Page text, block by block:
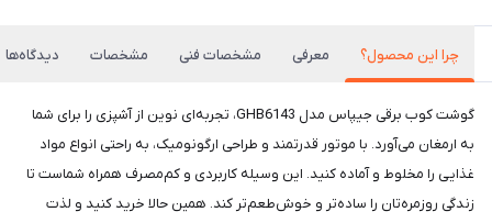
چرا این محصول؟ معرفی مشخصات فنی مشخصات دیدگاه‌ها
گوشت کوب برقی جیپاس مدل GHB6143، تجربه‌ای نوین از آشپزی را برای شما
به ارمغان می‌آورد. با موتور قدرتمند و طراحی ارگونومیک، به راحتی انواع مواد
غذایی را مخلوط و آماده کنید. این وسیله کاربردی و کم‌مصرف همراه شماست تا
زندگی روزمره‌تان را ساده‌تر و خوش‌طعم‌تر کند. همین حالا خرید کنید و لذت